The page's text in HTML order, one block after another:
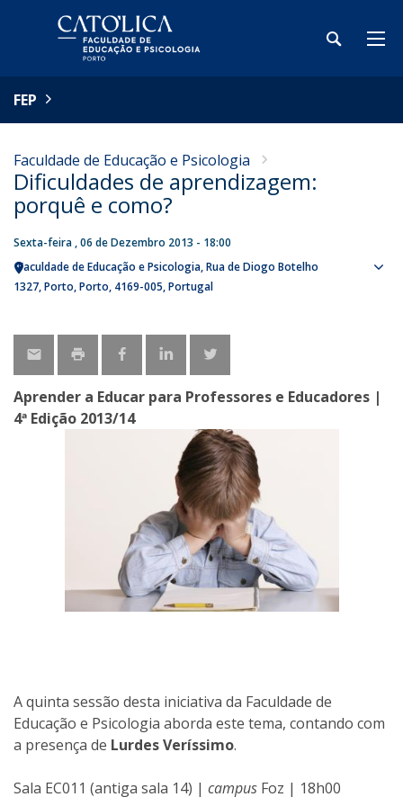
FEP
Faculdade de Educação e Psicologia
Dificuldades de aprendizagem:
porquê e como?
Sexta-feira , 06 de Dezembro 2013 - 18:00
Faculdade de Educação e Psicologia Rua de Diogo Botelho
1327 Porto Porto 4169-005 Portugal
Aprender a Educar para Professores e Educadores |
4ª Edição 2013/14
A quinta sessão desta iniciativa da Faculdade de
Educação e Psicologia aborda este tema, contando com
a presença de Lurdes Veríssimo.
Sala EC011 (antiga sala 14) | campus Foz | 18h00